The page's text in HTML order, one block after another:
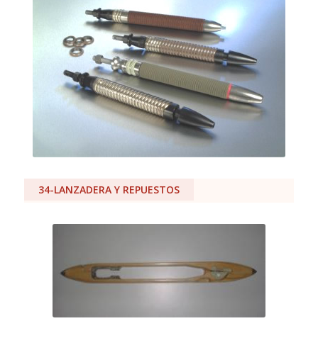
34-LANZADERA Y REPUESTOS